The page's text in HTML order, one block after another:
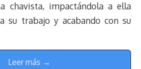
chavista, impactándola a ella
su trabajo y acabando con su
Leer más →